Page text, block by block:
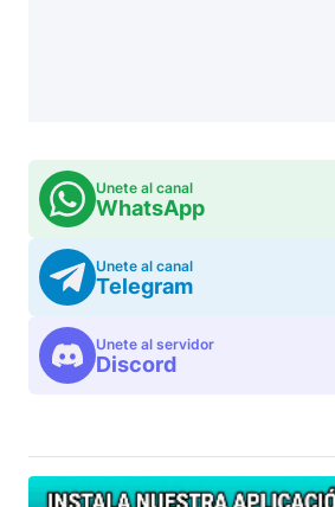
Unete al canal
WhatsApp
Unete al canal
Telegram
Unete al servidor
Discord